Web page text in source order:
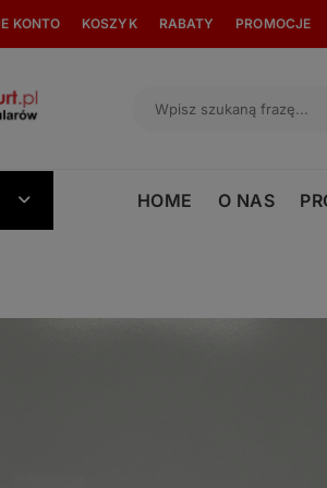
KONTO KOSZYK RABATY PROMOCJE
HOME O NAS